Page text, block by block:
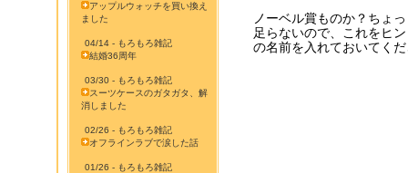
アップルウォッチを買い換え
ました
04/14 - もろもろ雑記
結婚36周年
03/30 - もろもろ雑記
スーツケースのガタガタ、解
消しました
02/26 - もろもろ雑記
オフラインラブで涙した話
01/26 - もろもろ雑記
ノーベル賞ものか？ちょ
足らないので、これをヒ
の名前を入れておいてく